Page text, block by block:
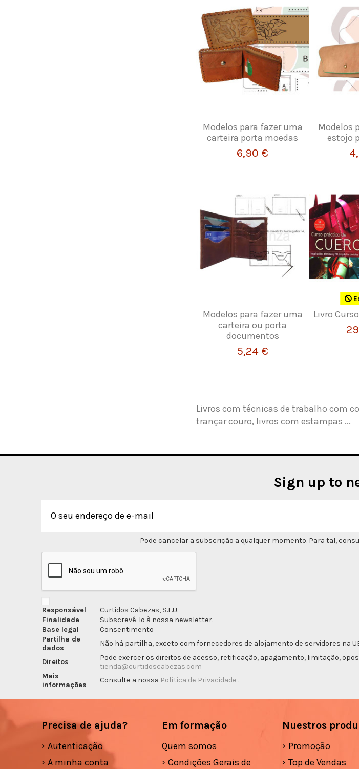
Modelos para fazer uma
carteira porta moedas
6,90 €
Modelos
estojo
Modelos para fazer uma
carteira ou porta
documentos
5,24 €
Livro
Livros com técnicas de trabalho com
trançar couro, livros com estampas ...
Sign up to
Pode cancelar a subscrição a qualquer momento. Para tal,
Responsável
Curtidos Cabezas, S.L.U.
Finalidade
Subscrevê-lo à nossa newsletter.
Base legal
Consentimento
Partilha de
dados
Não há partilha, exceto com fornecedores de alojamento de servidores na
Direitos
Pode exercer os direitos de acesso, retificação, apagamento, limitação,
tienda@curtidoscabezas.com
Mais
informações
Consulte a nossa Política de Privacidade .
Precisa de ajuda?
Autenticação
A minha conta
Em formação
Quem somos
Condições Gerais de
Nuestros
Promoção
Top de Vendas